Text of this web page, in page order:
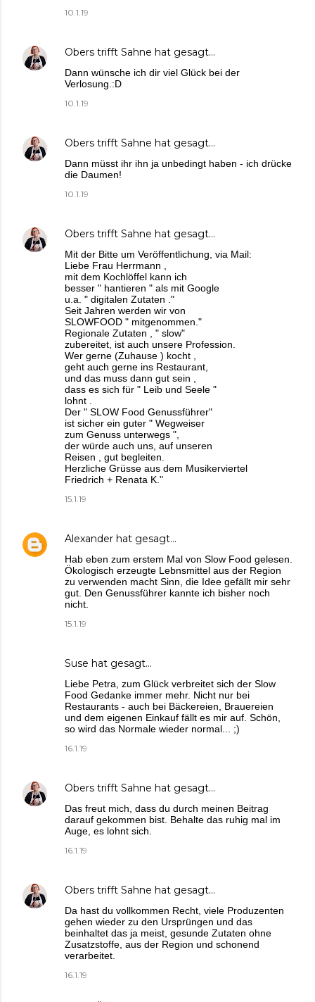
10.1.19
Obers trifft Sahne hat gesagt…
Dann wünsche ich dir viel Glück bei der
Verlosung.:D
10.1.19
Obers trifft Sahne hat gesagt…
Dann müsst ihr ihn ja unbedingt haben - ich drücke
die Daumen!
10.1.19
Obers trifft Sahne hat gesagt…
Mit der Bitte um Veröffentlichung, via Mail:
Liebe Frau Herrmann ,
mit dem Kochlöffel kann ich
besser " hantieren " als mit Google
u.a. " digitalen Zutaten ."
Seit Jahren werden wir von
SLOWFOOD " mitgenommen."
Regionale Zutaten , " slow"
zubereitet, ist auch unsere Profession.
Wer gerne (Zuhause ) kocht ,
geht auch gerne ins Restaurant,
und das muss dann gut sein ,
dass es sich für " Leib und Seele "
lohnt .
Der " SLOW Food Genussführer"
ist sicher ein guter " Wegweiser
zum Genuss unterwegs ",
der würde auch uns, auf unseren
Reisen , gut begleiten.
Herzliche Grüsse aus dem Musikerviertel
Friedrich + Renata K."
15.1.19
Alexander hat gesagt…
Hab eben zum erstem Mal von Slow Food gelesen.
Ökologisch erzeugte Lebnsmittel aus der Region
zu verwenden macht Sinn, die Idee gefällt mir sehr
gut. Den Genussführer kannte ich bisher noch
nicht.
15.1.19
Suse hat gesagt…
Liebe Petra, zum Glück verbreitet sich der Slow
Food Gedanke immer mehr. Nicht nur bei
Restaurants - auch bei Bäckereien, Brauereien
und dem eigenen Einkauf fällt es mir auf. Schön,
so wird das Normale wieder normal... ;)
16.1.19
Obers trifft Sahne hat gesagt…
Das freut mich, dass du durch meinen Beitrag
darauf gekommen bist. Behalte das ruhig mal im
Auge, es lohnt sich.
16.1.19
Obers trifft Sahne hat gesagt…
Da hast du vollkommen Recht, viele Produzenten
gehen wieder zu den Ursprüngen und das
beinhaltet das ja meist, gesunde Zutaten ohne
Zusatzstoffe, aus der Region und schonend
verarbeitet.
16.1.19